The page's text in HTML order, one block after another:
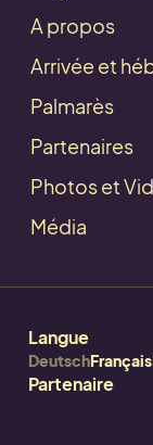
A propos
Arrivée et
Palmarès
Partenaires
Photos et
Média
DeutschFrançais
Partenaire